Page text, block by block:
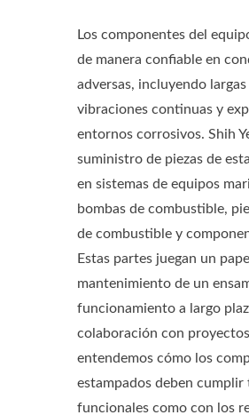
Los componentes del
de manera confiable en
adversas, incluyendo
vibraciones continuas y
entornos corrosivos. Shih
suministro de piezas de
en sistemas de equipos
bombas de combustible,
de combustible y
Estas partes juegan un
mantenimiento de un
funcionamiento a largo
colaboración con
entendemos cómo los
estampados deben
funcionales como con los